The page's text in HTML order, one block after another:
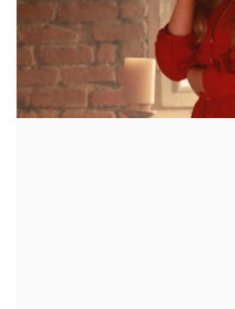
Glumci
Contact
Login